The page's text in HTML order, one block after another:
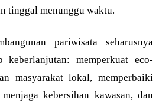
tinggal menunggu waktu.
pariwisata seharusnya
keberlanjutan: memperkuat eco-
masyarakat lokal, memperbaiki
kebersihan kawasan, dan